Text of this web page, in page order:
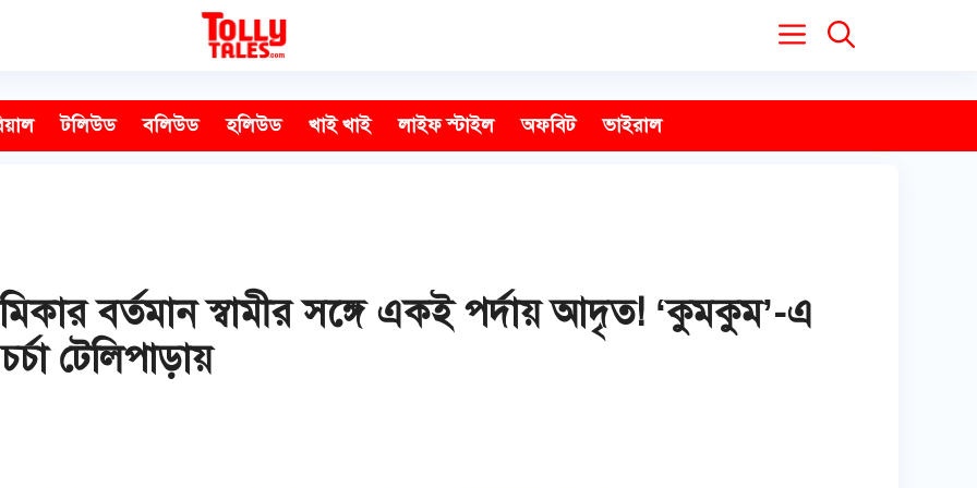
টলিউড বলিউড হলিউড খাই খাই লাইফ স্টাইল অফবিট ভাইরাল
বর্তমান স্বামীর সঙ্গে একই পর্দায় আদৃত! ‘কুমকুম’-এ
টেলিপাড়ায়